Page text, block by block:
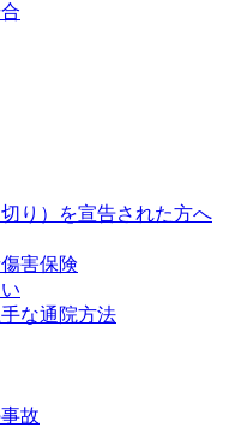
り）を宣告された方へ
害保険
な通院方法
故